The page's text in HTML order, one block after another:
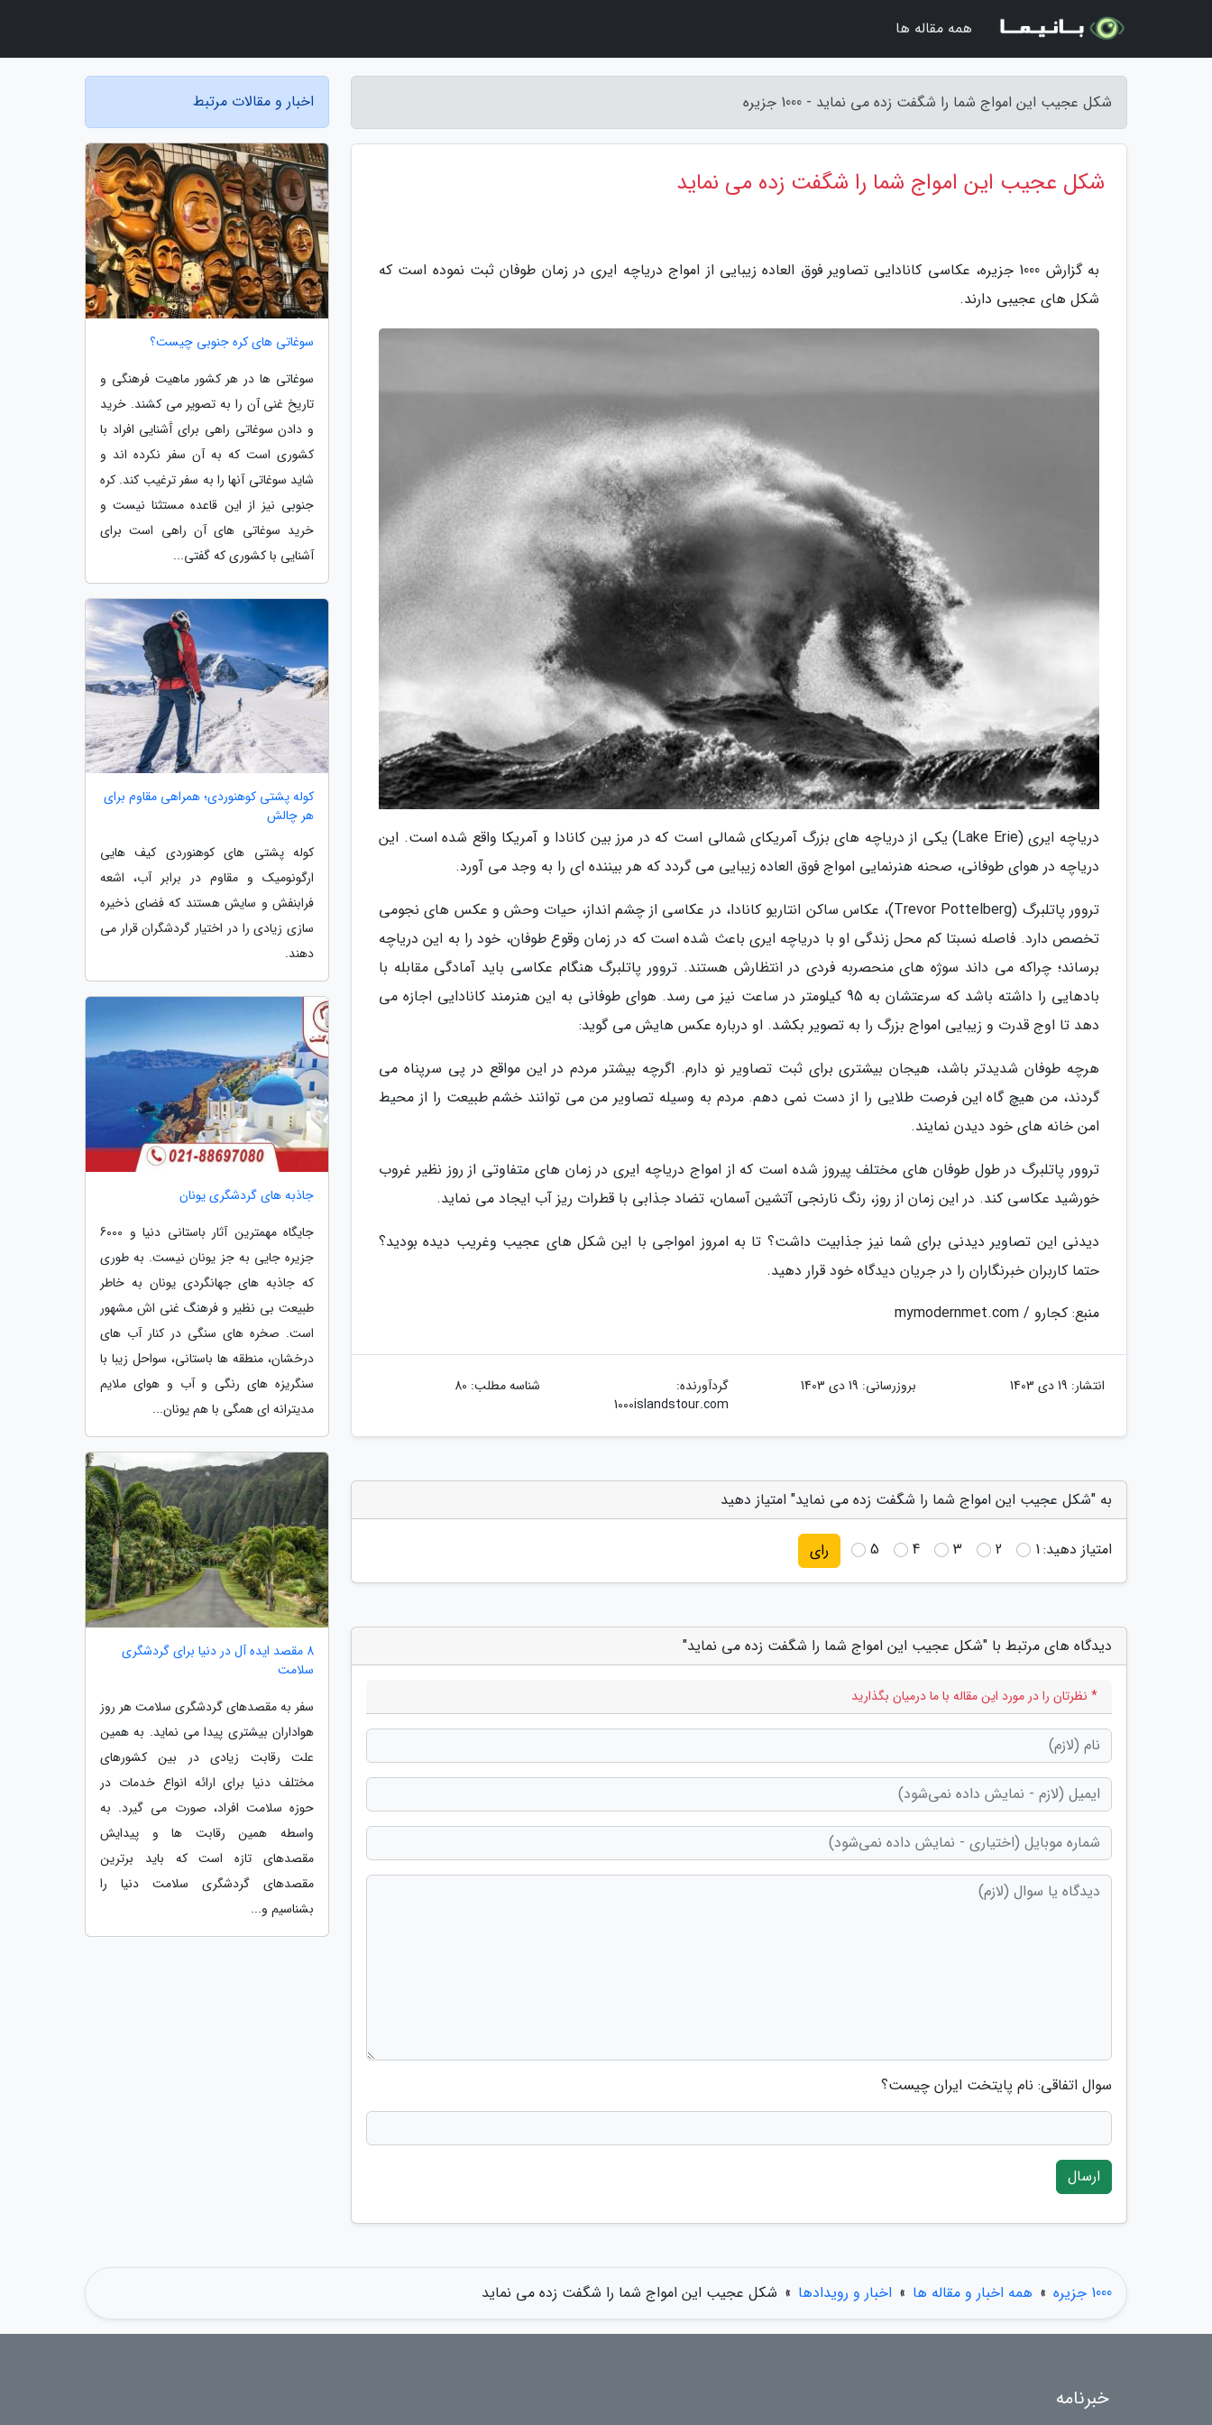
شکل عجیب این امواج شما را شگفت زده می نماید - 1000 جزیره
شکل عجیب این امواج شما را شگفت زده می نماید
به گزارش 1000 جزیره، عکاسی کانادایی تصاویر فوق العاده زیبایی از امواج دریاچه ایری در زمان طوفان ثبت نموده است که
شکل های عجیبی دارند.
دریاچه ایری (Lake Erie) یکی از دریاچه های بزرگ آمریکای شمالی است که در مرز بین کانادا و آمریکا واقع شده است. این
دریاچه در هوای طوفانی، صحنه هنرنمایی امواج فوق العاده زیبایی می گردد که هر بیننده ای را به وجد می آورد.
تروور پاتلبرگ (Trevor Pottelberg)، عکاس ساکن انتاریو کانادا، در عکاسی از چشم انداز، حیات وحش و عکس های نجومی
تخصص دارد. فاصله نسبتا کم محل زندگی او با دریاچه ایری باعث شده است که در زمان وقوع طوفان، خود را به این دریاچه
برساند؛ چراکه می داند سوژه های منحصربه فردی در انتظارش هستند. تروور پاتلبرگ هنگام عکاسی باید آمادگی مقابله با
بادهایی را داشته باشد که سرعتشان به 95 کیلومتر در ساعت نیز می رسد. هوای طوفانی به این هنرمند کانادایی اجازه می
دهد تا اوج قدرت و زیبایی امواج بزرگ را به تصویر بکشد. او درباره عکس هایش می گوید:
هرچه طوفان شدیدتر باشد، هیجان بیشتری برای ثبت تصاویر نو دارم. اگرچه بیشتر مردم در این مواقع در پی سرپناه می
گردند، من هیچ گاه این فرصت طلایی را از دست نمی دهم. مردم به وسیله تصاویر من می توانند خشم طبیعت را از محیط
امن خانه های خود دیدن نمایند.
تروور پاتلبرگ در طول طوفان های مختلف پیروز شده است که از امواج دریاچه ایری در زمان های متفاوتی از روز نظیر غروب
خورشید عکاسی کند. در این زمان از روز، رنگ نارنجی آتشین آسمان، تضاد جذابی با قطرات ریز آب ایجاد می نماید.
دیدنی این تصاویر دیدنی برای شما نیز جذابیت داشت؟ تا به امروز امواجی با این شکل های عجیب وغریب دیده بودید؟
حتما کاربران خبرنگاران را در جریان دیدگاه خود قرار دهید.
منبع: کجارو / mymodernmet.com
انتشار: 19 دی 1403 بروزرسانی: 19 دی 1403
گردآورنده:
1000islandstour.com
شناسه مطلب: 80
به "شکل عجیب این امواج شما را شگفت زده می نماید" امتیاز دهید
امتیاز دهید:1
2
3
4
5 رای
دیدگاه های مرتبط با "شکل عجیب این امواج شما را شگفت زده می نماید"
* نظرتان را در مورد این مقاله با ما درمیان بگذارید
سوال اتفاقی: نام پایتخت ایران چیست؟
ارسال
اخبار و مقالات مرتبط
سوغاتی های کره جنوبی چیست؟
سوغاتی ها در هر کشور ماهیت فرهنگی و
تاریخ غنی آن را به تصویر می کشند. خرید
و دادن سوغاتی راهی برای آَشنایی افراد با
کشوری است که به آن سفر نکرده اند و
شاید سوغاتی آنها را به سفر ترغیب کند. کره
جنوبی نیز از این قاعده مستثنا نیست و
خرید سوغاتی های آن راهی است برای
آشنایی با کشوری که گفتی...
کوله پشتی کوهنوردی؛ همراهی مقاوم برای
هر چالش
کوله پشتی های کوهنوردی کیف هایی
ارگونومیک و مقاوم در برابر آب، اشعه
فرابنفش و سایش هستند که فضای ذخیره
سازی زیادی را در اختیار گردشگران قرار می
دهند.
جاذبه های گردشگری یونان
جایگاه مهمترین آثار باستانی دنیا و 6000
جزیره جایی به جز یونان نیست. به طوری
که جاذبه های جهانگردی یونان به خاطر
طبیعت بی نظیر و فرهنگ غنی اش مشهور
است. صخره های سنگی در کنار آب های
درخشان، منطقه ها باستانی، سواحل زیبا با
سنگریزه های رنگی و آب و هوای ملایم
مدیترانه ای همگی با هم یونان...
8 مقصد ایده آل در دنیا برای گردشگری
سلامت
سفر به مقصدهای گردشگری سلامت هر روز
هواداران بیشتری پیدا می نماید. به همین
علت رقابت زیادی در بین کشورهای
مختلف دنیا برای ارائه انواع خدمات در
حوزه سلامت افراد، صورت می گیرد. به
واسطه همین رقابت ها و پیدایش
مقصدهای تازه است که باید برترین
مقصدهای گردشگری سلامت دنیا را
بشناسیم و...
1000 جزیره » همه اخبار و مقاله ها » اخبار و رویدادها » شکل عجیب این امواج شما را شگفت زده می نماید
همه مقاله ها
خبرنامه